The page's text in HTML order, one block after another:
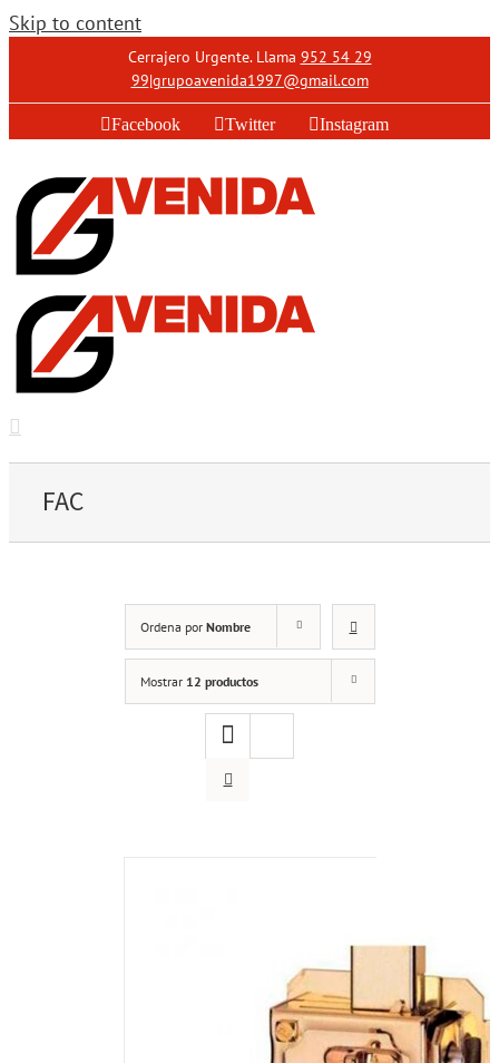
Skip to content
Cerrajero Urgente. Llama 952 54 29
99|grupoavenida1997@gmail.com
Facebook Twitter Instagram
FAC
Ordena por Nombre
Mostrar 12 productos